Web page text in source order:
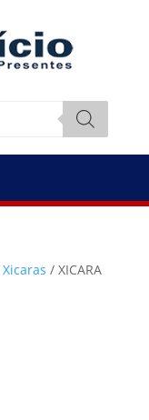
Xicaras / XICARA